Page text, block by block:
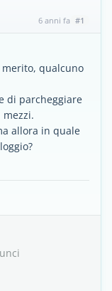
6 anni fa #1
qualcuno
di parcheggiare
mezzi.
allora in quale